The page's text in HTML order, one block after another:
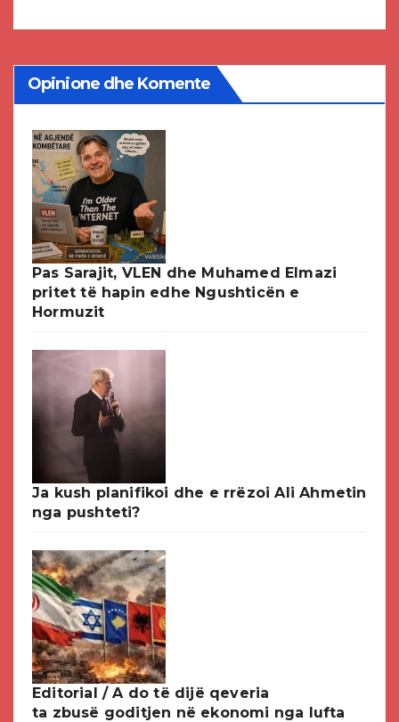
Opinione dhe Komente
Pas Sarajit, VLEN dhe Muhamed Elmazi
pritet të hapin edhe Ngushticën e
Hormuzit
Ja kush planifikoi dhe e rrëzoi Ali Ahmetin
nga pushteti?
Editorial / A do të dijë qeveria
ta zbusë goditjen në ekonomi nga lufta